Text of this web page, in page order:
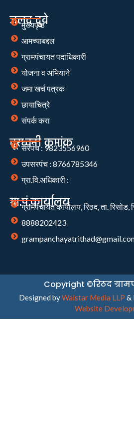
जलद दुवे
मुख्यपृष्ठ
आमच्याबद्दल
ग्रामपंचायत पदाधिकारी
योजना व अभियाने
जमा खर्च पत्रक
छायाचित्रे
संपर्क करा
दूरध्वनी क्रमांक
सरपंच : 9823556960
उपसरपंच : 8766785346
ग्रा.वि.अधिकारी :
ग्रा.पं.कार्यालय
ग्रामपंचायत कार्यालय, रिठद, ता. रिसोड,
8888202423
Copyright ©रिठद
Designed byWalstar Media LLP &
Website